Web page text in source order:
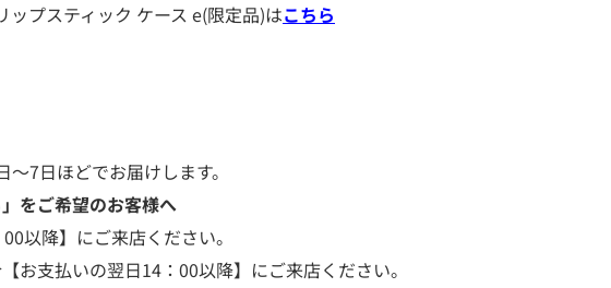
ップスティック ケース e(限定品)はこちら
7日ほどでお届けします。
をご希望のお客様へ
以降】にご来店ください。
お支払いの翌日14：00以降】にご来店ください。